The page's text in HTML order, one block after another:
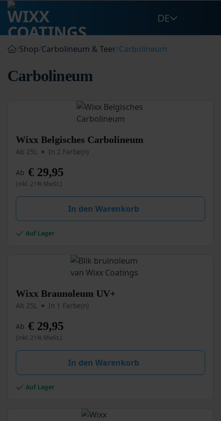
Zum
Inhalt
springen
DE
Shop Carbolineum & Teer Carbolineum
Carbolineum
Wixx Belgisches Carbolineum
Ab 25L In 2 Farbe(n)
Ab € 29,95
(inkl. 21% MwSt.)
In den Warenkorb
Dieses
Produkt
weist
mehrere
Varianten
auf.
Die
können
derAuf Lager
Wixx Braunoleum UV+
Ab 25L In 1 Farbe(n)
Ab € 29,95
(inkl. 21% MwSt.)
In den Warenkorb
Dieses
Produkt
weist
mehrere
Varianten
auf.
Die
können
derAuf Lager